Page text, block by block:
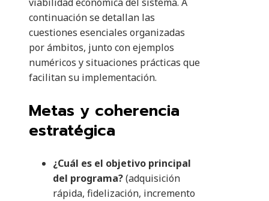
continuación se detallan las
cuestiones esenciales organizadas
por ámbitos, junto con ejemplos
numéricos y situaciones prácticas que
facilitan su implementación.
Metas y coherencia
estratégica
¿Cuál es el objetivo principal
del programa?(adquisición
rápida, fidelización, incremento